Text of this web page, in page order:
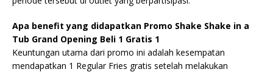
Apa benefit yang didapatkan Promo Shake Shake in a
Tub Grand Opening Beli 1 Gratis 1
Keuntungan utama dari promo ini adalah kesempatan
mendapatkan 1 Regular Fries gratis setelah melakukan